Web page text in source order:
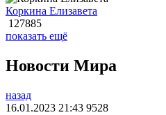
Коркина Елизавета
127885
показать ещё
Новости Мира
назад
16.01.2023 21:43 9528